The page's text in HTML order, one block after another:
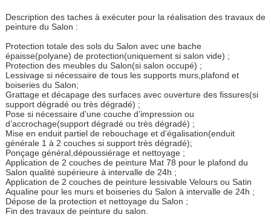
Description des taches à exécuter pour la réalisation des travaux de
peinture du Salon :
Protection totale des sols du Salon avec une bache
épaisse(polyane) de protection(uniquement si salon vide) ;
Protection des meubles du Salon(si salon occupé) ;
Lessivage si nécessaire de tous les supports murs,plafond et
boiseries du Salon;
Grattage et décapage des surfaces avec ouverture des fissures(si
support dégradé ou très dégradé) ;
Pose si nécessaire d’une couche d’impression ou
d’accrochage(support dégradé ou très dégradé) ;
Mise en enduit partiel de rebouchage et d’égalisation(enduit
générale 1 à 2 couches si support très dégradé);
Ponçage général,dépoussiérage et nettoyage ;
Application de 2 couches de peinture Mat 78 pour le plafond du
Salon qualité supérieure à intervalle de 24h ;
Application de 2 couches de peinture lessivable Velours ou Satin
Aqualine pour les murs et boiseries du Salon à intervalle de 24h ;
Dépose de la protection et nettoyage du Salon ;
Fin des travaux de peinture du salon.